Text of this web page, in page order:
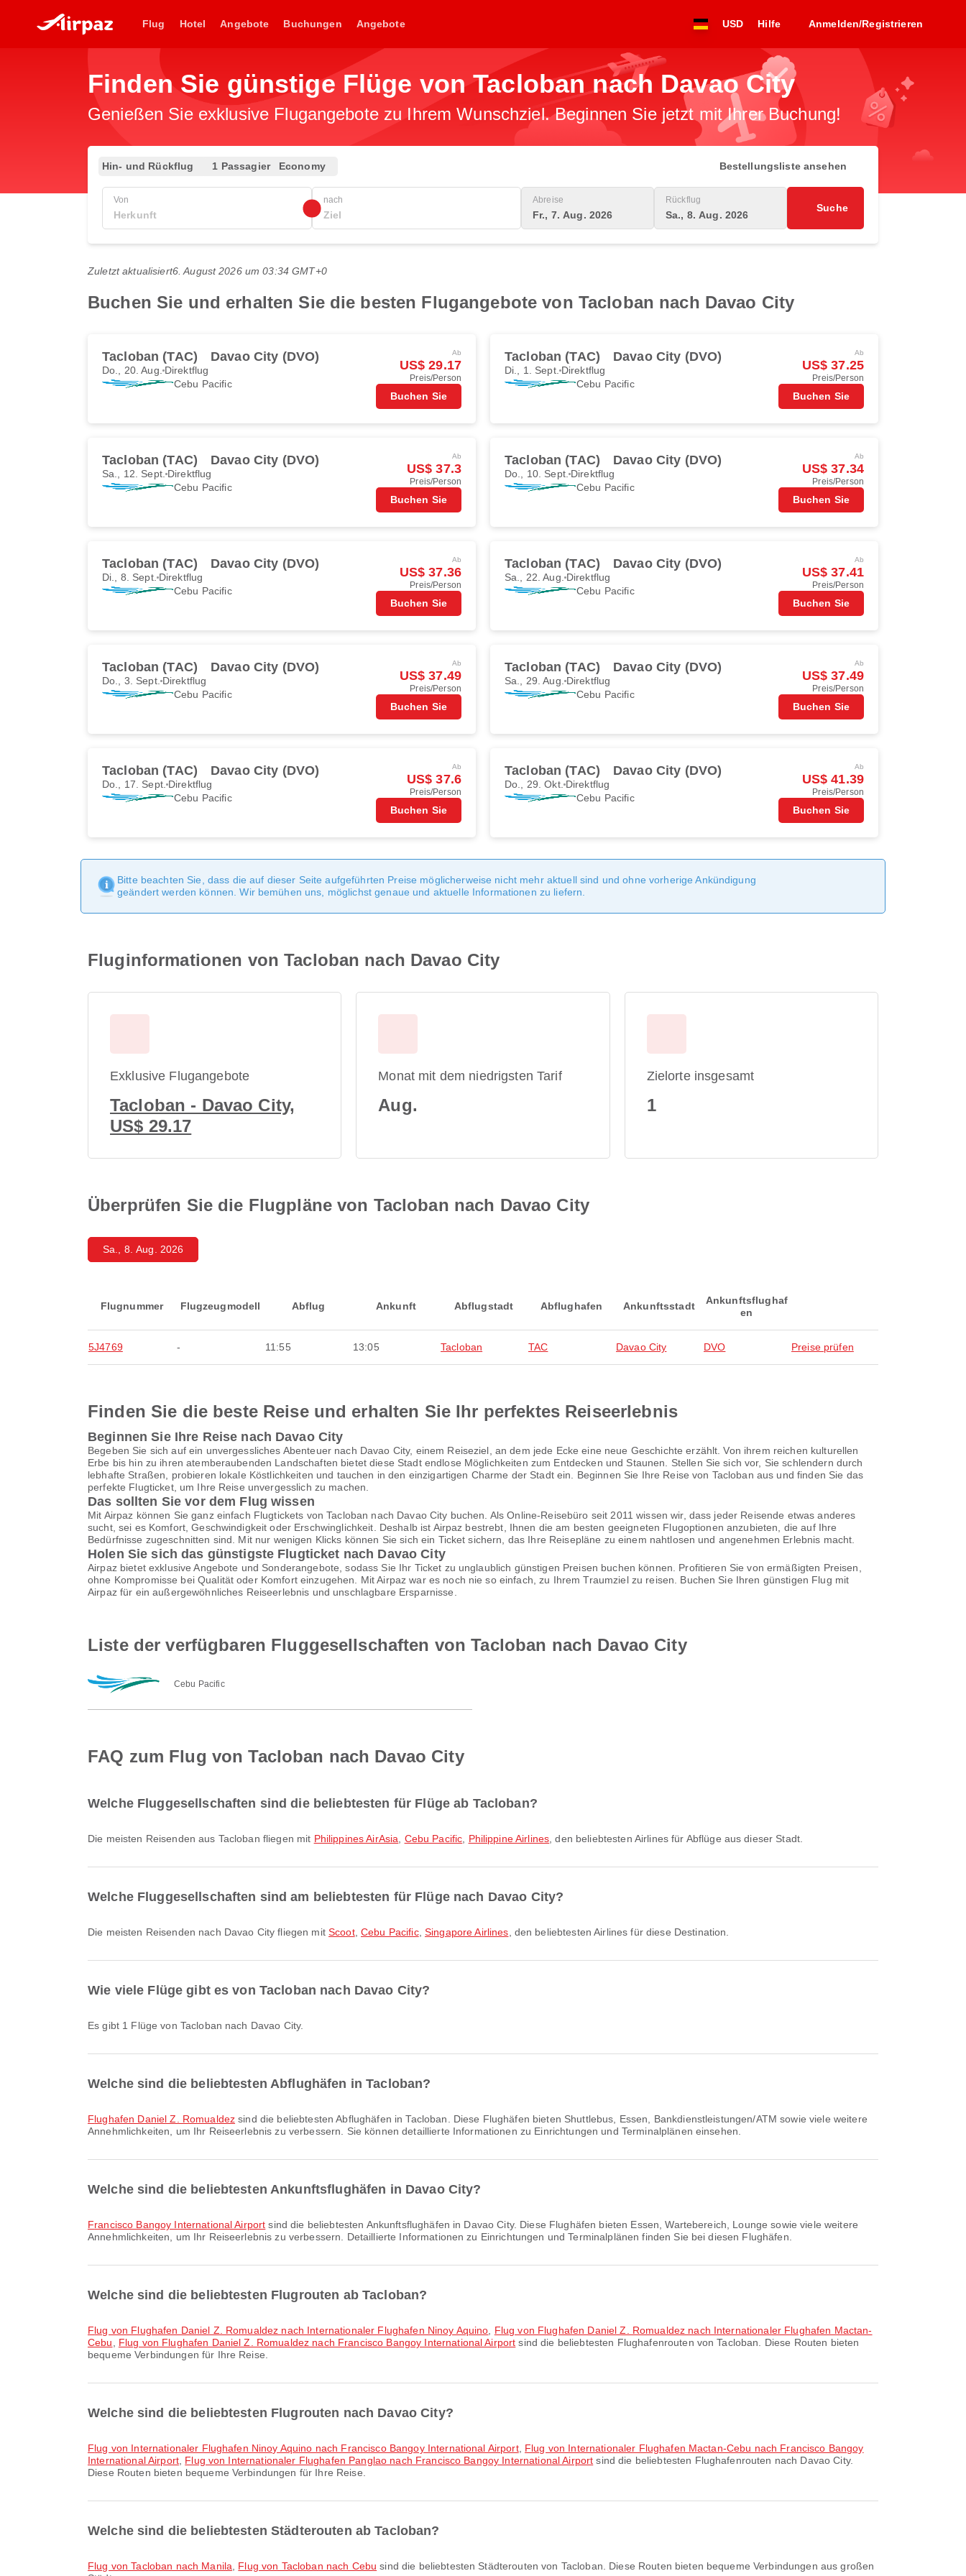
Flug Hotel Angebote Buchungen Angebote USD Hilfe Anmelden/Registrieren
Finden Sie günstige Flüge von Tacloban nach Davao City
Genießen Sie exklusive Flugangebote zu Ihrem Wunschziel. Beginnen Sie jetzt mit Ihrer Buchung!
Hin- und Rückflug 1 Passagier Economy Bestellungsliste ansehen
Von nach Abreise
Fr., 7. Aug. 2026
Rückflug
Sa., 8. Aug. 2026
Suche
Zuletzt aktualisiert6. August 2026 um 03:34 GMT+0
Buchen Sie und erhalten Sie die besten Flugangebote von Tacloban nach Davao City
Tacloban (TAC) Davao City (DVO)
Do., 20. Aug. Direktflug
Cebu Pacific
Ab
US$ 29.17
Preis/Person
Buchen Sie
Tacloban (TAC) Davao City (DVO)
Di., 1. Sept. Direktflug
Cebu Pacific
Ab
US$ 37.25
Preis/Person
Buchen Sie
Tacloban (TAC) Davao City (DVO)
Sa., 12. Sept. Direktflug
Cebu Pacific
Ab
US$ 37.3
Preis/Person
Buchen Sie
Tacloban (TAC) Davao City (DVO)
Do., 10. Sept. Direktflug
Cebu Pacific
Ab
US$ 37.34
Preis/Person
Buchen Sie
Tacloban (TAC) Davao City (DVO)
Di., 8. Sept. Direktflug
Cebu Pacific
Ab
US$ 37.36
Preis/Person
Buchen Sie
Tacloban (TAC) Davao City (DVO)
Sa., 22. Aug. Direktflug
Cebu Pacific
Ab
US$ 37.41
Preis/Person
Buchen Sie
Tacloban (TAC) Davao City (DVO)
Do., 3. Sept. Direktflug
Cebu Pacific
Ab
US$ 37.49
Preis/Person
Buchen Sie
Tacloban (TAC) Davao City (DVO)
Sa., 29. Aug. Direktflug
Cebu Pacific
Ab
US$ 37.49
Preis/Person
Buchen Sie
Tacloban (TAC) Davao City (DVO)
Do., 17. Sept. Direktflug
Cebu Pacific
Ab
US$ 37.6
Preis/Person
Buchen Sie
Tacloban (TAC) Davao City (DVO)
Do., 29. Okt. Direktflug
Cebu Pacific
Ab
US$ 41.39
Preis/Person
Buchen Sie
Bitte beachten Sie, dass die auf dieser Seite aufgeführten Preise möglicherweise nicht mehr aktuell sind und ohne vorherige Ankündigung
geändert werden können. Wir bemühen uns, möglichst genaue und aktuelle Informationen zu liefern.
Fluginformationen von Tacloban nach Davao City
Exklusive Flugangebote
Tacloban - Davao City,
US$ 29.17
Monat mit dem niedrigsten Tarif
Aug.
Zielorte insgesamt
1
Überprüfen Sie die Flugpläne von Tacloban nach Davao City
Sa., 8. Aug. 2026
Flugnummer Flugzeugmodell Abflug Ankunft Abflugstadt Abflughafen Ankunftsstadt
Ankunftsflughaf
en
5J4769 - 11:55 13:05 Tacloban TAC Davao City DVO Preise prüfen
Finden Sie die beste Reise und erhalten Sie Ihr perfektes Reiseerlebnis
Beginnen Sie Ihre Reise nach Davao City
Begeben Sie sich auf ein unvergessliches Abenteuer nach Davao City, einem Reiseziel, an dem jede Ecke eine neue Geschichte erzählt. Von ihrem reichen kulturellen
Erbe bis hin zu ihren atemberaubenden Landschaften bietet diese Stadt endlose Möglichkeiten zum Entdecken und Staunen. Stellen Sie sich vor, Sie schlendern durch
lebhafte Straßen, probieren lokale Köstlichkeiten und tauchen in den einzigartigen Charme der Stadt ein. Beginnen Sie Ihre Reise von Tacloban aus und finden Sie das
perfekte Flugticket, um Ihre Reise unvergesslich zu machen.
Das sollten Sie vor dem Flug wissen
Mit Airpaz können Sie ganz einfach Flugtickets von Tacloban nach Davao City buchen. Als Online-Reisebüro seit 2011 wissen wir, dass jeder Reisende etwas anderes
sucht, sei es Komfort, Geschwindigkeit oder Erschwinglichkeit. Deshalb ist Airpaz bestrebt, Ihnen die am besten geeigneten Flugoptionen anzubieten, die auf Ihre
Bedürfnisse zugeschnitten sind. Mit nur wenigen Klicks können Sie sich ein Ticket sichern, das Ihre Reisepläne zu einem nahtlosen und angenehmen Erlebnis macht.
Holen Sie sich das günstigste Flugticket nach Davao City
Airpaz bietet exklusive Angebote und Sonderangebote, sodass Sie Ihr Ticket zu unglaublich günstigen Preisen buchen können. Profitieren Sie von ermäßigten Preisen,
ohne Kompromisse bei Qualität oder Komfort einzugehen. Mit Airpaz war es noch nie so einfach, zu Ihrem Traumziel zu reisen. Buchen Sie Ihren günstigen Flug mit
Airpaz für ein außergewöhnliches Reiseerlebnis und unschlagbare Ersparnisse.
Liste der verfügbaren Fluggesellschaften von Tacloban nach Davao City
Cebu Pacific
FAQ zum Flug von Tacloban nach Davao City
Welche Fluggesellschaften sind die beliebtesten für Flüge ab Tacloban?
Die meisten Reisenden aus Tacloban fliegen mit Philippines AirAsia Cebu Pacific Philippine Airlines , den beliebtesten Airlines für Abflüge aus dieser Stadt.
Welche Fluggesellschaften sind am beliebtesten für Flüge nach Davao City?
Die meisten Reisenden nach Davao City fliegen mitScoot, Cebu Pacific, Singapore Airlines , den beliebtesten Airlines für diese Destination.
Wie viele Flüge gibt es von Tacloban nach Davao City?
Es gibt 1 Flüge von Tacloban nach Davao City.
Welche sind die beliebtesten Abflughäfen in Tacloban?
Flughafen Daniel Z. Romualdez sind die beliebtesten Abflughäfen in Tacloban. Diese Flughäfen bieten Shuttlebus, Essen, Bankdienstleistungen/ATM sowie viele weitere
Annehmlichkeiten, um Ihr Reiseerlebnis zu verbessern. Sie können detaillierte Informationen zu Einrichtungen und Terminalplänen einsehen.
Welche sind die beliebtesten Ankunftsflughäfen in Davao City?
Francisco Bangoy International Airport sind die beliebtesten Ankunftsflughäfen in Davao City. Diese Flughäfen bieten Essen, Wartebereich, Lounge sowie viele weitere
Annehmlichkeiten, um Ihr Reiseerlebnis zu verbessern. Detaillierte Informationen zu Einrichtungen und Terminalplänen finden Sie bei diesen Flughäfen.
Welche sind die beliebtesten Flugrouten ab Tacloban?
Flug von Flughafen Daniel Z. Romualdez nach Internationaler Flughafen Ninoy Aquino
Flug von Flughafen Daniel Z. Romualdez nach Internationaler Flughafen Mactan-
Cebu
Flug von Flughafen Daniel Z. Romualdez nach Francisco Bangoy International Airport sind die beliebtesten Flughafenrouten von Tacloban. Diese Routen bieten
bequeme Verbindungen für Ihre Reise.
Welche sind die beliebtesten Flugrouten nach Davao City?
Flug von Internationaler Flughafen Ninoy Aquino nach Francisco Bangoy International Airport, Flug von Internationaler Flughafen Mactan-Cebu nach Francisco Bangoy
International Airport, Flug von Internationaler Flughafen Panglao nach Francisco Bangoy International Airport sind die beliebtesten Flughafenrouten nach Davao City.
Diese Routen bieten bequeme Verbindungen für Ihre Reise.
Welche sind die beliebtesten Städterouten ab Tacloban?
Flug von Tacloban nach Manila Flug von Tacloban nach Cebu sind die beliebtesten Städterouten von Tacloban. Diese Routen bieten bequeme Verbindungen aus großen